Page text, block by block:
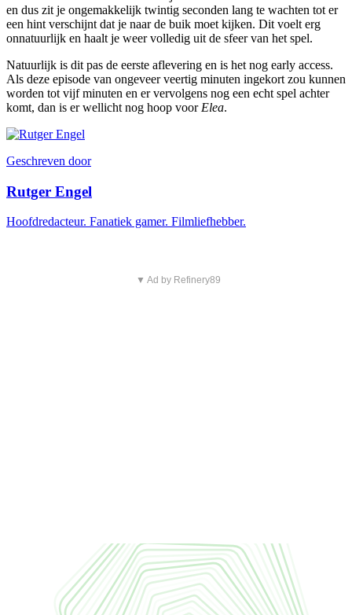
en dus zit je ongemakkelijk twintig seconden lang te wachten tot er
een hint verschijnt dat je naar de buik moet kijken. Dit voelt erg
onnatuurlijk en haalt je weer volledig uit de sfeer van het spel.
Natuurlijk is dit pas de eerste aflevering en is het nog early access.
Als deze episode van ongeveer veertig minuten ingekort zou kunnen
worden tot vijf minuten en er vervolgens nog een echt spel achter
komt, dan is er wellicht nog hoop voor Elea.
Geschreven door
Rutger Engel
Hoofdredacteur. Fanatiek gamer. Filmliefhebber.
▼ Ad by Refinery89